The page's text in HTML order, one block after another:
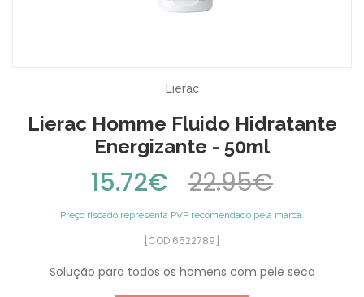
Lierac
Lierac Homme Fluido Hidratante
Energizante - 50ml
15.72€ 22.95€
Preço riscado representa PVP recomendado pela marca.
[COD 6522789]
Solução para todos os homens com pele seca